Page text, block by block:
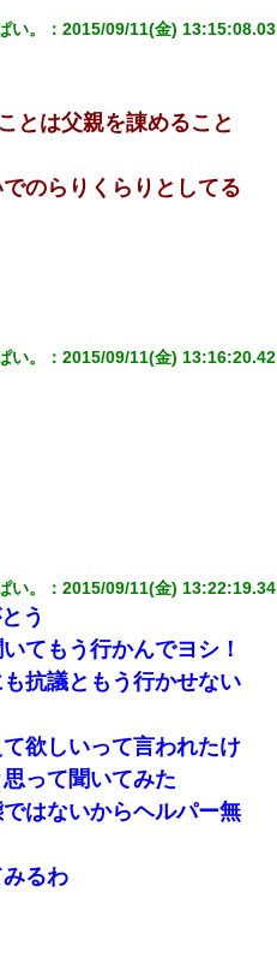
乳丸出し、毛はうっすら生えか
てきた
ムで盛り上がってさぁ寝よう！
彼「ちょっと待ってて」→勢い
きて、皮膚科にいったら「ジベ
と言われた
してる」Ａ「ずるい！クレク
！バーカ！」→ 後日、Ａ旦那が
俺「失礼ですが○○さんご本人で
長女から信じられない言葉を受
いから単身赴任した結果
ようやくファッションモデルに
→悲しい結果がこれ・・・
鍵をわかりやすいところに隠し
でみよう！」→ 結果
い男子がいた。→修学旅行に来
い。 ：2015/09/11(金)
とは父親を諌めること
のらりくらりとしてる
い。 ：2015/09/11(金)
い。 ：2015/09/11(金)
う
てもう行かんでヨシ！
抗議ともう行かせない
欲しいって言われたけ
って聞いてみた
はないからヘルパー無
るわ